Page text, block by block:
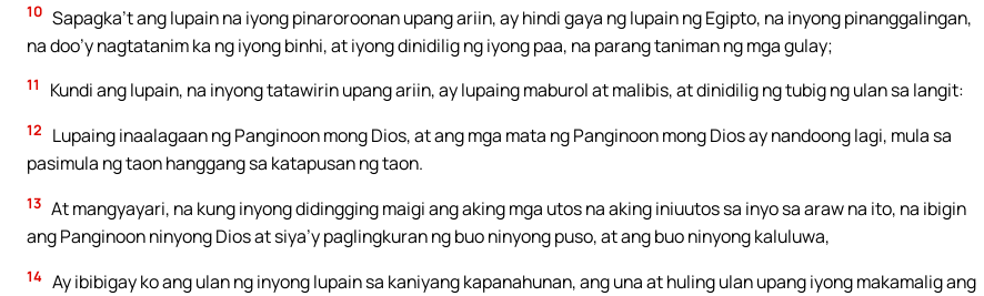
10 Sapagka’t ang lupain na iyong pinaroroonan upang ariin, ay hindi gaya ng lupain ng Egipto, na inyong pinanggalingan,
na doo’y nagtatanim ka ng iyong binhi, at iyong dinidilig ng iyong paa, na parang taniman ng mga gulay;
11 Kundi ang lupain, na inyong tatawirin upang ariin, ay lupaing maburol at malibis, at dinidilig ng tubig ng ulan sa langit:
12
Lupaing inaalagaan ng Panginoon mong Dios, at ang mga mata ng Panginoon mong Dios ay nandoong lagi, mula sa
pasimula ng taon hanggang sa katapusan ng taon.
13 At mangyayari, na kung inyong didingging maigi ang aking mga utos na aking iniuutos sa inyo sa araw na ito, na ibigin
ang Panginoon ninyong Dios at siya’y paglingkuran ng buo ninyong puso, at ang buo ninyong kaluluwa,
14 Ay ibibigay ko ang ulan ng inyong lupain sa kaniyang kapanahunan, ang una at huling ulan upang iyong makamalig ang